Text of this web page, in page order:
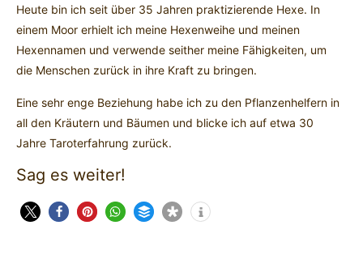
Heute bin ich seit über 35 Jahren praktizierende Hexe. In
einem Moor erhielt ich meine Hexenweihe und meinen
Hexennamen und verwende seither meine Fähigkeiten, um
die Menschen zurück in ihre Kraft zu bringen.
Eine sehr enge Beziehung habe ich zu den Pflanzenhelfern in
all den Kräutern und Bäumen und blicke ich auf etwa 30
Jahre Taroterfahrung zurück.
Sag es weiter!